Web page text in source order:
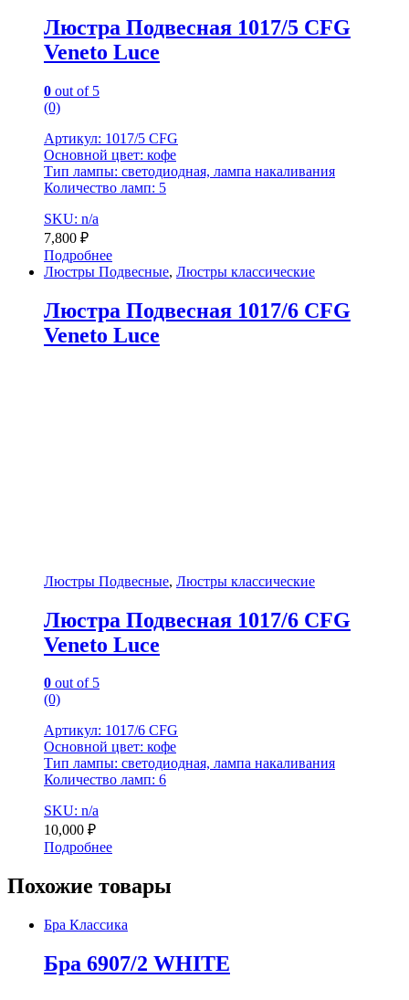
Люстра Подвесная 1017/5 CFG
Veneto Luce
0 out of 5
(0)
Артикул: 1017/5 CFG
Основной цвет: кофе
Тип лампы: светодиодная, лампа накаливания
Количество ламп: 5
SKU: n/a
7,800 ₽
Подробнее
Люстры Подвесные, Люстры классические
Люстра Подвесная 1017/6 CFG
Veneto Luce
Люстры Подвесные, Люстры классические
Люстра Подвесная 1017/6 CFG
Veneto Luce
0 out of 5
(0)
Артикул: 1017/6 CFG
Основной цвет: кофе
Тип лампы: светодиодная, лампа накаливания
Количество ламп: 6
SKU: n/a
10,000 ₽
Подробнее
Похожие товары
Бра Классика
Бра 6907/2 WHITE